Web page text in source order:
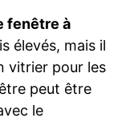
fenêtre à
élevés, mais il
vitrier pour les
peut être
le